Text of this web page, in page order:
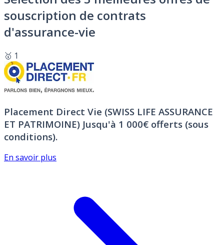
souscription de contrats
d'assurance-vie
🥇 1
Placement Direct Vie (SWISS LIFE ASSURANCE
ET PATRIMOINE) Jusqu'à 1 000€ offerts (sous
conditions).
En savoir plus